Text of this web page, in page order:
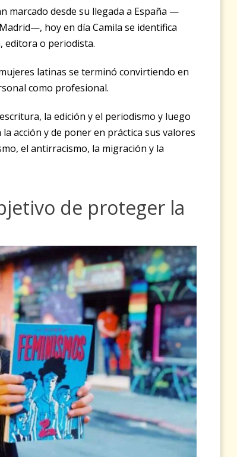
marcado desde su llegada a España —
hoy en día Camila se identifica
editora o periodista.
latinas se terminó convirtiendo en
como profesional.
la edición y el periodismo y luego
acción y de poner en práctica sus valores
el antirracismo, la migración y la
de proteger la